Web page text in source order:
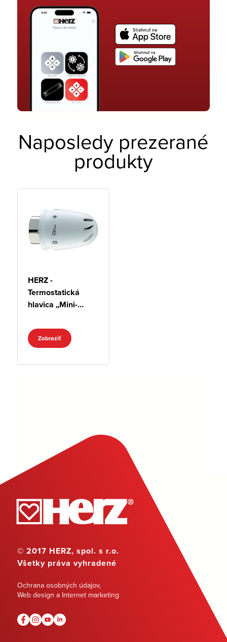
Naposledy prezerané
produkty
HERZ -
Termostatická
hlavica „Mini-
Zobraziť
© 2017 HERZ, spol. s r.o.
Všetky práva vyhradené
Ochrana osobných údajov,
Web design a Internet marketing